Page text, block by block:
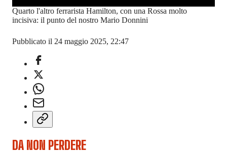
Quarto l'altro ferrarista Hamilton, con una Rossa molto
incisiva: il punto del nostro Mario Donnini
Pubblicato il 24 maggio 2025, 22:47
DA NON PERDERE